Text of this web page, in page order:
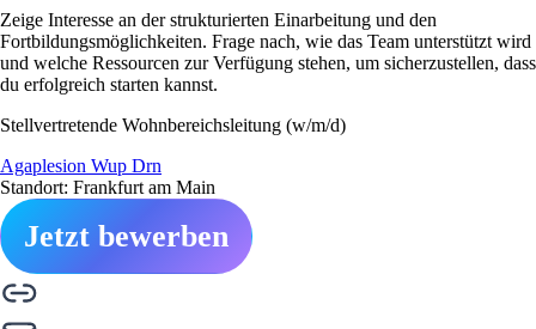
Zeige Interesse an der strukturierten Einarbeitung und den
Fortbildungsmöglichkeiten. Frage nach, wie das Team unterstützt wird
und welche Ressourcen zur Verfügung stehen, um sicherzustellen, dass
du erfolgreich starten kannst.
Stellvertretende Wohnbereichsleitung (w/m/d)
Agaplesion Wup Drn
Standort: Frankfurt am Main
Jetzt bewerben